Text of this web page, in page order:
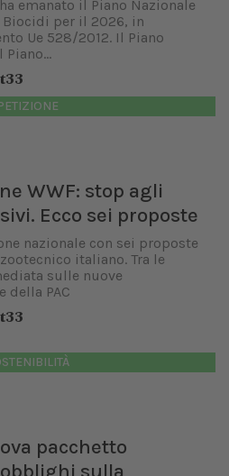
emanato il Piano Nazionale
per il 2026, in
Ue 528/2012. Il Piano
WWF: stop agli
Ecco sei proposte
nazionale con sei proposte
italiano. Tra le
sulle nuove
della PAC
pacchetto